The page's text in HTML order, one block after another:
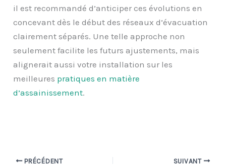
il est recommandé d’anticiper ces évolutions en
concevant dès le début des réseaux d’évacuation
clairement séparés. Une telle approche non
seulement facilite les futurs ajustements, mais
alignerait aussi votre installation sur les
meilleures pratiques en matière
d’assainissement.
PRÉCÉDENT SUIVANT